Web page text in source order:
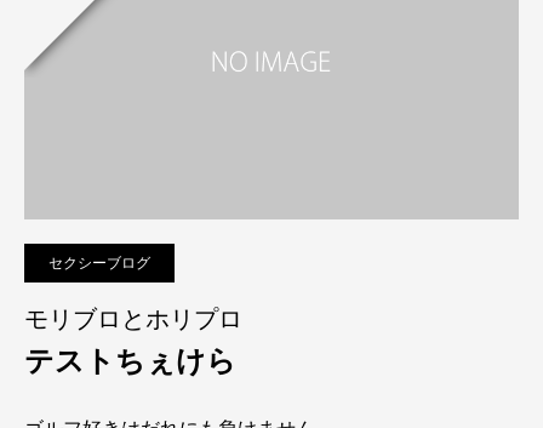
セクシーブログ
モリブロとホリプロ
テストちぇけら